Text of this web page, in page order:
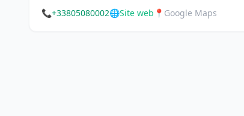
📞+33805080002🌐Site web 📍 Google Maps